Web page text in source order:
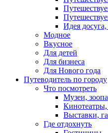
Идея
Модное
Вкусное
Для детей
Для бизнеса
Для Нового года
Путеводитель по городу
Что посмотреть
Музеи,
Выставки,
Где отдохнуть